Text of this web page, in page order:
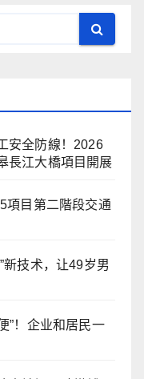
安全防線！2026
長江大橋項目開展
項目第二階段交通
新技术，让49岁男
”！企业和居民一